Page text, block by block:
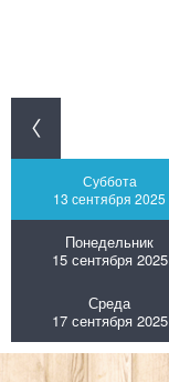
Суббота
13 сентября 2025
Понедельник
15 сентября 2025
Среда
17 сентября 2025